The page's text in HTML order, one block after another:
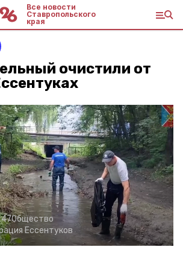
Все новости
Ставропольского
края
очистили от
Общество
Ессентуков